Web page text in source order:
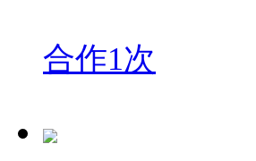
合作1次